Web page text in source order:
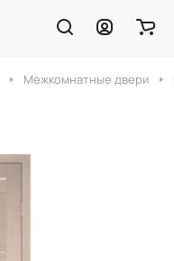
Межкомнатные двери